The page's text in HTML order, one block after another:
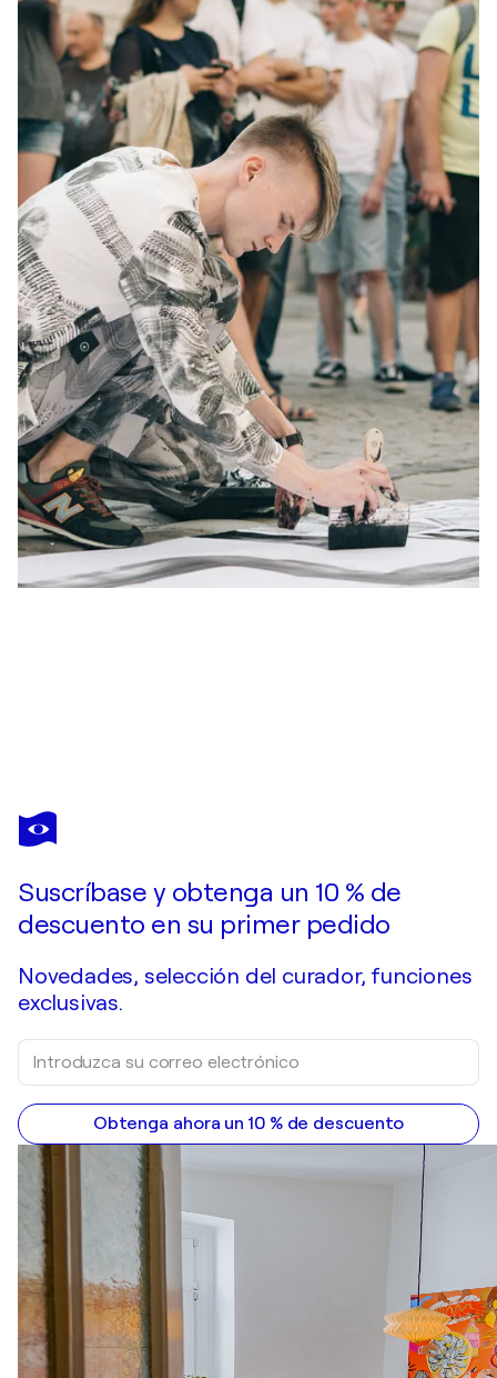
MAKSYM SKVORTSOV
Continuum IX
Suscríbase y obtenga un 10 % de
descuento en su primer pedido
Novedades, selección del curador, funciones
exclusivas.
Obtenga ahora un 10 % de descuento